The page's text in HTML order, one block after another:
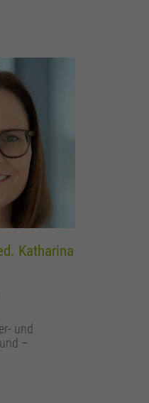
Katharina
und
–
von Benutzern
die Anforderungsrate zu